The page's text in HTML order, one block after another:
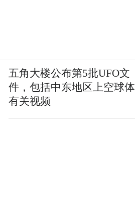
五角大楼公布第5批UFO文
件，包括中东地区上空球体
有关视频